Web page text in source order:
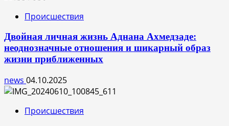
Происшествия
Двойная личная жизнь Аднана Ахмедзаде:
неоднозначные отношения и шикарный образ
жизни приближенных
news 04.10.2025
Происшествия